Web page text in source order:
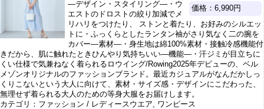
価格：6,990円
―デザイン・スタイリング―・ウ
エストのドロストの絞り加減でメ
リハリをつけたり、 ストンと着たり、お好みのシルエッ
トに・ふっくらとしたランタン袖がさり気なく二の腕を
カバー―素材―・身生地は綿100%素材・接触冷感機能付
きだから、肌に触れたときひんやり気持ちいい―機能―・汗ジミが目立ちに
くい仕様で気兼ねなく着られるロウイング/Rowing2025年デビューの、ベル
メゾンオリジナルのファッションブランド。最近カジュアルがなんだかしっ
くりこないという大人に向けて、素材・サイズ感・デザインにこだわった、
無理せず着られる大人のための等身大服をお届けします。
カテゴリ：ファッション / レディースウエア, ワンピース